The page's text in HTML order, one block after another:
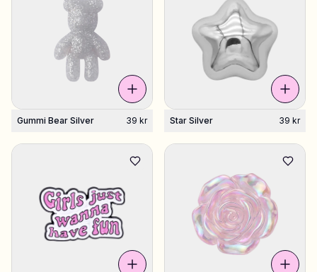
Gummi Bear Silver 39 kr Star Silver 39 kr